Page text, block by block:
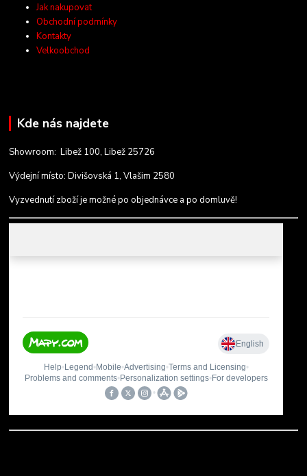
Jak nakupovat
Obchodní podmínky
Kontakty
Velkoobchod
Kde nás najdete
Showroom: Libež 100, Libež 25726
Výdejní místo: Divišovská 1, Vlašim 2580
Vyzvednutí zboží je možné po objednávce a po domluvě!